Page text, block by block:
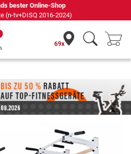
Experte für Heimfitness
69x